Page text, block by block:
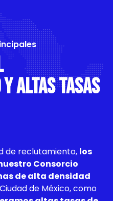
ALTAS TASAS
de reclutamiento, los
Consorcio
de alta densidad
de México, como